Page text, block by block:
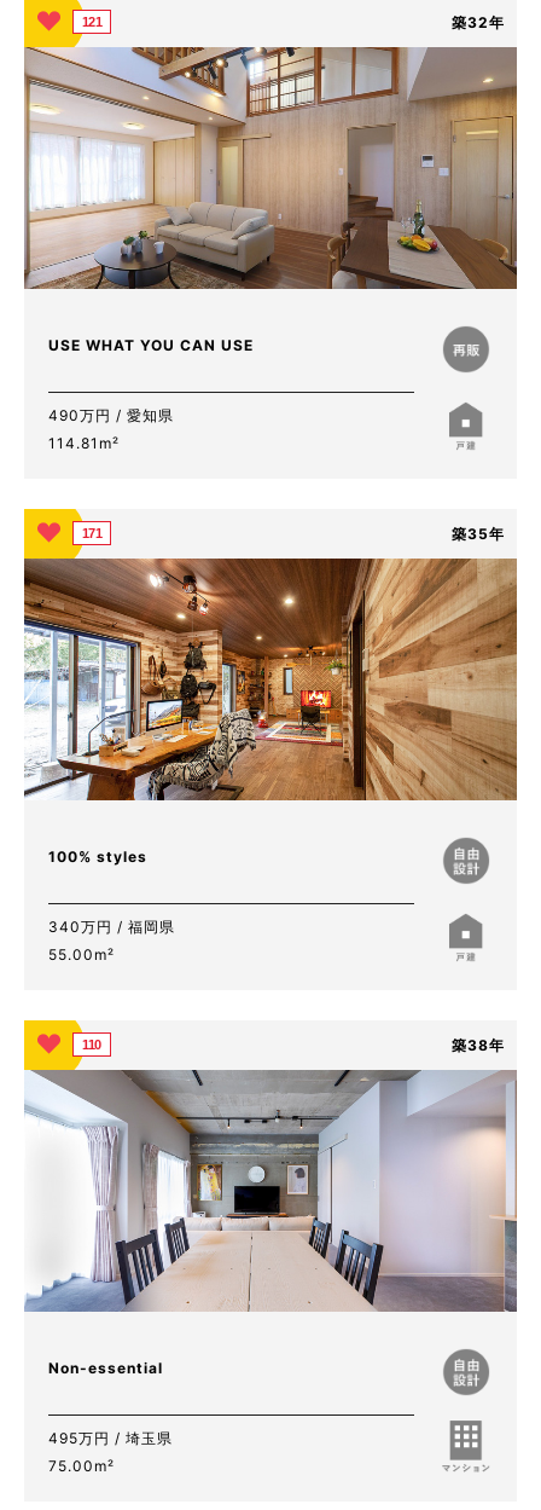
121 築32年
USE WHAT YOU CAN USE
490万円 / 愛知県
114.81m²
171 築35年
100% styles
340万円 / 福岡県
55.00m²
110 築38年
Non-essential
495万円 / 埼玉県
75.00m²